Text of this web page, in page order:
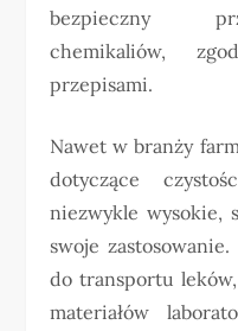
bezpieczny
chemikaliów,
przepisami.
Nawet w branży
dotyczące
niezwykle wysokie,
swoje
do transportu
materiałów